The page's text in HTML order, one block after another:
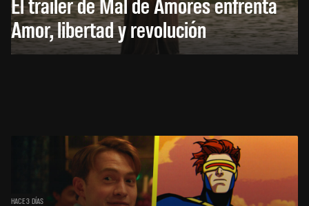
Amor, libertad y revolución
HACE 3 DÍAS